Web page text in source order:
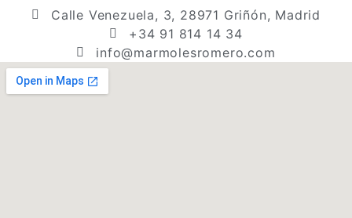
Calle Venezuela, 3, 28971 Griñón, Madrid
+34 91 814 14 34
info@marmolesromero.com